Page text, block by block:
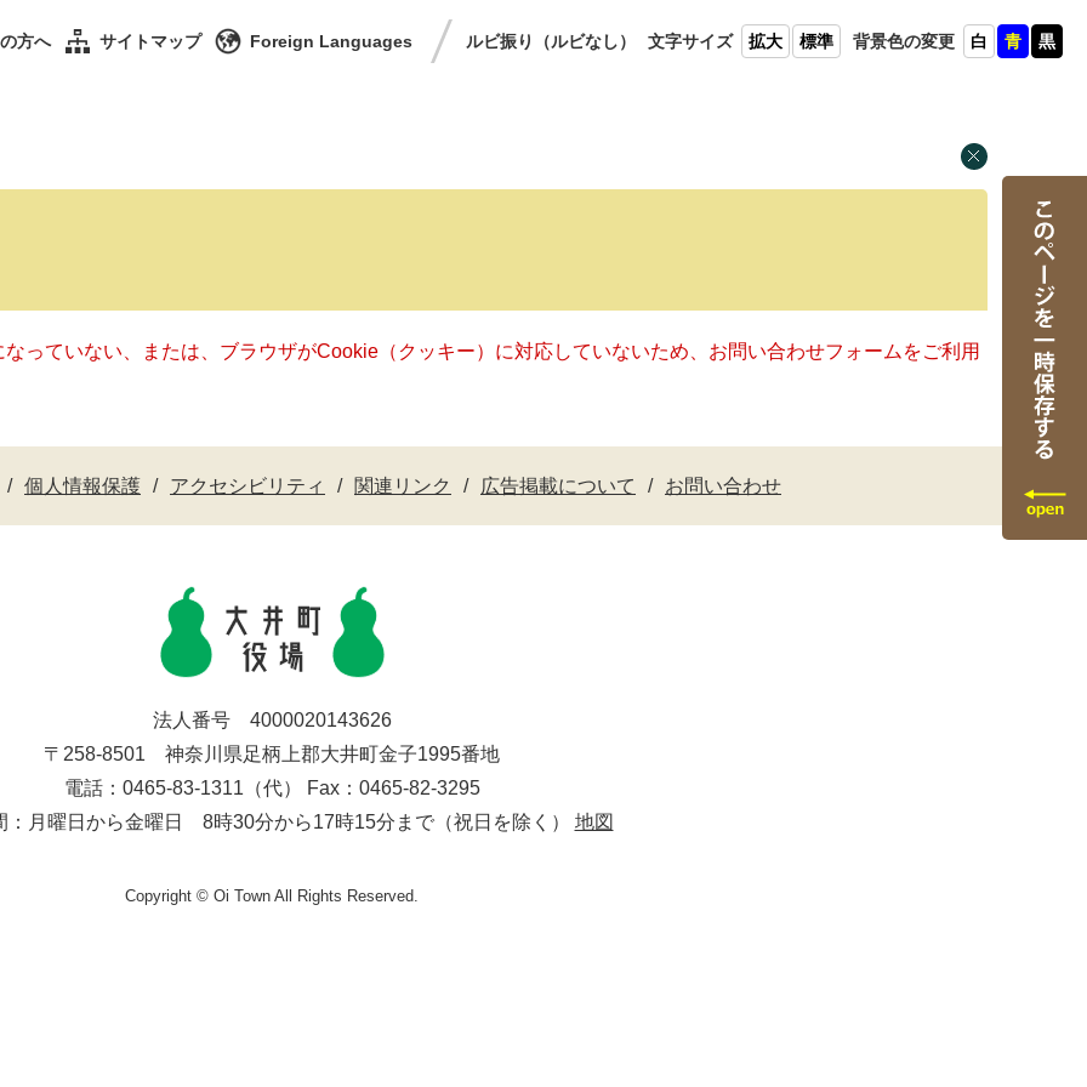
方へ サイトマップ Foreign Languages ルビ振り （ルビなし） 文字サイズ 拡大 標準 背景色の変更 白 青 黒
っていない、または、ブラウザがCookie（クッキー）に対応していないため、お問い合わせフォームをご利用
個人情報保護 アクセシビリティ 関連リンク 広告掲載について お問い合わせ
法人番号 4000020143626
〒258-8501 神奈川県足柄上郡大井町金子1995番地
電話：0465-83-1311（代） Fax：0465-82-3295
：月曜日から金曜日 8時30分から17時15分まで（祝日を除く）
地図
Copyright © Oi Town All Rights Reserved.